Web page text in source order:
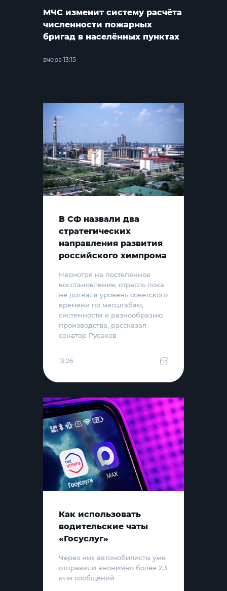
МЧС изменит систему расчёта
численности пожарных
бригад в населённых пунктах
вчера 13:15
В СФ назвали два
стратегических
направления развития
российского химпрома
Несмотря на постепенное
восстановление, отрасль пока
не догнала уровень советского
времени по масштабам,
системности и разнообразию
производства, рассказал
сенатор Русаков
13:26
Как использовать
водительские чаты
«Госуслуг»
Через них автомобилисты уже
отправили анонимно более 2,3
млн сообщений